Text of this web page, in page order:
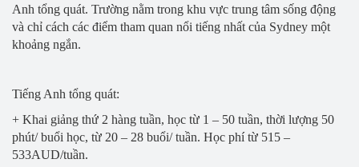
Anh tổng quát. Trường nằm trong khu vực trung tâm sống động
và chỉ cách các điểm tham quan nổi tiếng nhất của Sydney một
khoảng ngắn.
Tiếng Anh tổng quát:
+ Khai giảng thứ 2 hàng tuần, học từ 1 – 50 tuần, thời lượng 50
phút/ buổi học, từ 20 – 28 buổi/ tuần. Học phí từ 515 –
533AUD/tuần.